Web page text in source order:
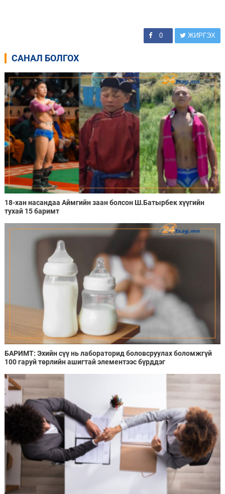
0 ЖИРГЭХ
САНАЛ БОЛГОХ
18-хан насандаа Аймгийн заан болсон Ш.Батырбек хүүгийн
тухай 15 баримт
БАРИМТ: Эхийн сүү нь лабораторид боловсруулах боломжгүй
100 гаруй төрлийн ашигтай элементээс бүрддэг